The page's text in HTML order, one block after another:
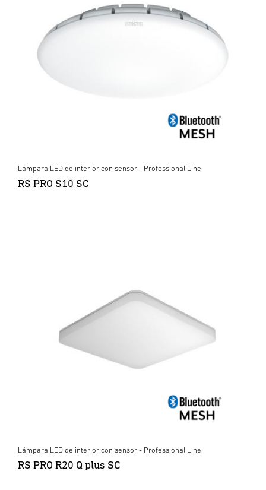
Lámpara LED de interior con sensor - Professional Line
RS PRO S10 SC
Lámpara LED de interior con sensor - Professional Line
RS PRO R20 Q plus SC